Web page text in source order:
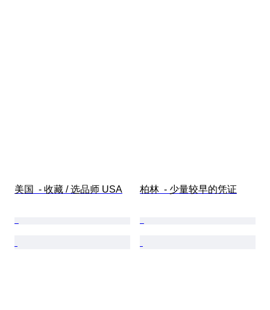
美国  - 收藏 / 选品师 USA 柏林  - 少量较早的凭证